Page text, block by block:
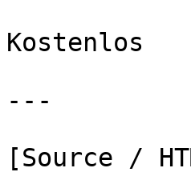
Kostenlos
---
[Source /